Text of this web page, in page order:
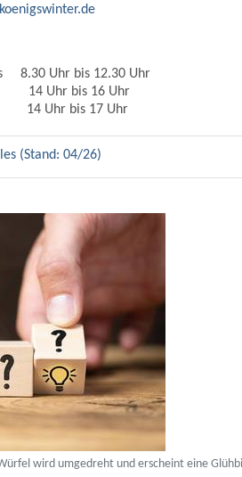
8.30 Uhr bis 12.30 Uhr
bis 16 Uhr
Uhr bis 17 Uhr
(Stand: 04/26)
wird umgedreht und erscheint eine